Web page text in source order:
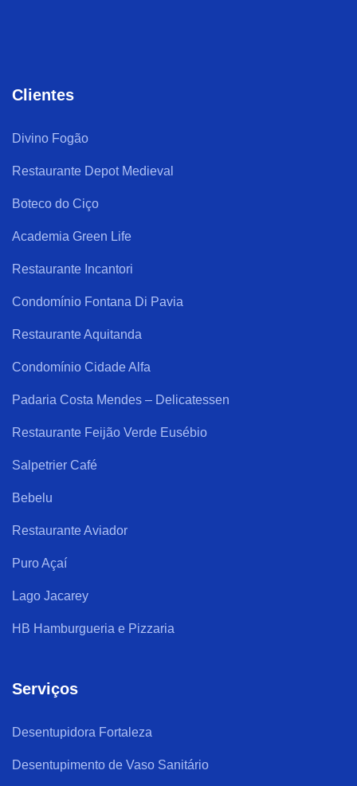
Clientes
Divino Fogão
Restaurante Depot Medieval
Boteco do Ciço
Academia Green Life
Restaurante Incantori
Condomínio Fontana Di Pavia
Restaurante Aquitanda
Condomínio Cidade Alfa
Padaria Costa Mendes – Delicatessen
Restaurante Feijão Verde Eusébio
Salpetrier Café
Bebelu
Restaurante Aviador
Puro Açaí
Lago Jacarey
HB Hamburgueria e Pizzaria
Serviços
Desentupidora Fortaleza
Desentupimento de Vaso Sanitário